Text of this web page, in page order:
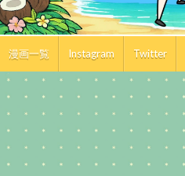
漫画一覧 Instagram Twitter